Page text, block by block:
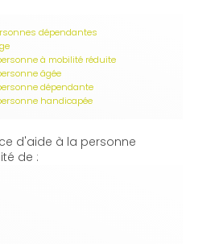
dépendantes
à mobilité réduite
âgée
dépendante
handicapée
d'aide à la personne
de :